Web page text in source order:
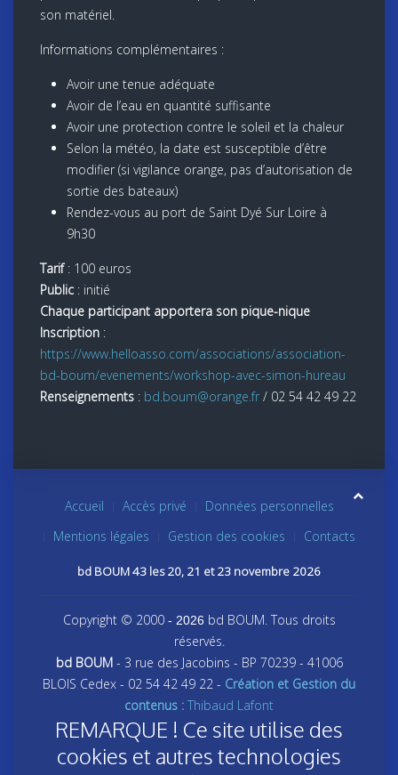
son matériel.
Informations complémentaires :
Avoir une tenue adéquate
Avoir de l’eau en quantité suffisante
Avoir une protection contre le soleil et la chaleur
Selon la météo, la date est susceptible d’être
modifier (si vigilance orange, pas d’autorisation de
sortie des bateaux)
Rendez-vous au port de Saint Dyé Sur Loire à
9h30
Tarif: 100 euros
Public : initié
Chaque participant apportera son pique-nique
Inscription :
https://www.helloasso.com/associations/association-
bd-boum/evenements/workshop-avec-simon-hureau
Renseignements : bd.boum@orange.fr / 02 54 42 49 22
Accueil Accès privé
Données personnelles
Mentions légales
Gestion des cookies Contacts
bd BOUM 43 les 20, 21 et 23 novembre 2026
Copyright © 2000- 2026 bd BOUM. Tous droits
réservés.
bd BOUM- 3 rue des Jacobins - BP 70239 - 41006
BLOIS Cedex - 02 54 42 49 22 - Création et Gestion du
contenus : Thibaud Lafont
REMARQUE ! Ce site utilise des
cookies et autres technologies